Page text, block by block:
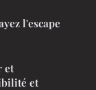
l'escape
et
et